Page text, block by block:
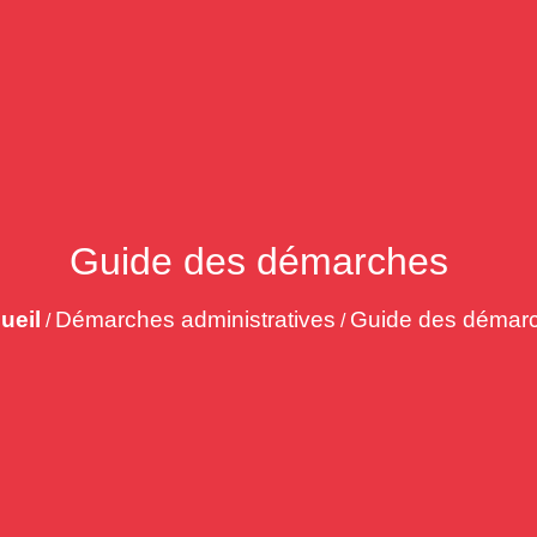
Guide des démarches
/ Démarches administratives / Guide des